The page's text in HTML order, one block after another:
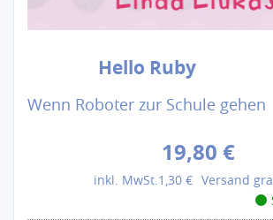
Hello Ruby
Wenn Roboter zur Schule gehen
19,80 €
inkl. MwSt.1,30 € Versand